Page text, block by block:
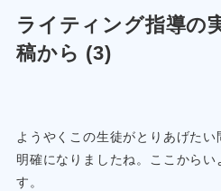
ライティング指導の
稿から (3)
ようやくこの生徒がとりあげた
明確になりましたね。ここから
す。